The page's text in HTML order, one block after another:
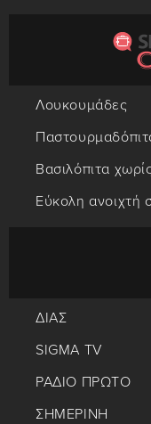
Λουκουμάδες
Βασιλόπιτα
Εύκολη ανοιχτή
ΔΙΑΣ
SIGMA TV
ΡΑΔΙΟ ΠΡΩΤΟ
ΣΗΜΕΡΙΝΗ